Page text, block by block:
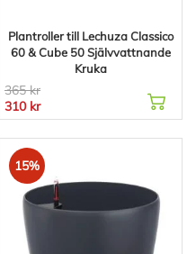
Plantroller till Lechuza Classico
60 & Cube 50 Självvattnande
Kruka
365 kr
310 kr
15%